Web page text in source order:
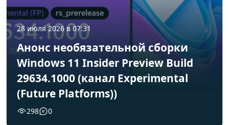
28 июля 2026 в 07:31
Анонс необязательной сборки
Windows 11 Insider Preview Build
29634.1000 (канал Experimental
(Future Platforms))
298 0